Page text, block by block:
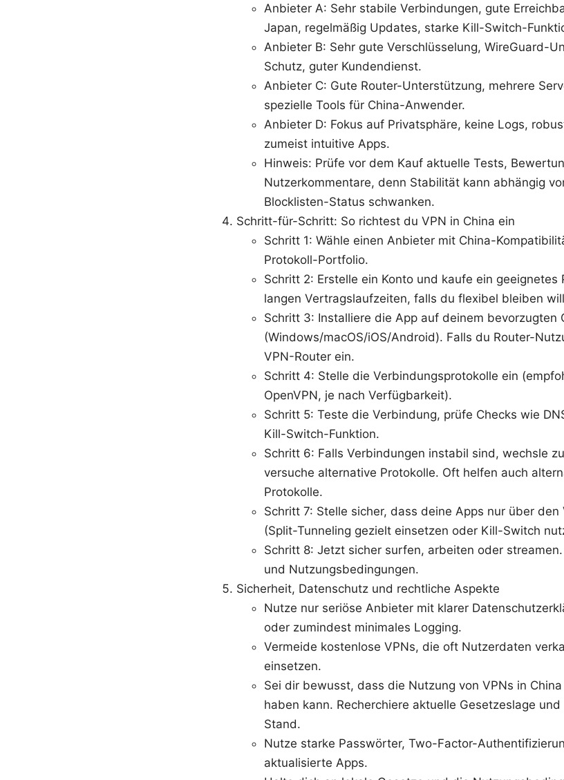
Anbieter A: Sehr stabile Verbindungen, gute
Japan, regelmäßig Updates, starke Kill-Switch-
Anbieter B: Sehr gute Verschlüsselung, WireGuard-
Schutz, guter Kundendienst.
Anbieter C: Gute Router-Unterstützung, mehrere
spezielle Tools für China-Anwender.
Anbieter D: Fokus auf Privatsphäre, keine Logs,
zumeist intuitive Apps.
Hinweis: Prüfe vor dem Kauf aktuelle Tests,
Nutzerkommentare, denn Stabilität kann abhängig
Blocklisten-Status schwanken.
Schritt-für-Schritt: So richtest du VPN in China ein
Schritt 1: Wähle einen Anbieter mit China-
Protokoll-Portfolio.
Schritt 2: Erstelle ein Konto und kaufe ein geeignetes
langen Vertragslaufzeiten, falls du flexibel bleiben
Schritt 3: Installiere die App auf deinem bevorzugten
(Windows/macOS/iOS/Android). Falls du Router-
VPN-Router ein.
Schritt 4: Stelle die Verbindungsprotokolle ein
OpenVPN, je nach Verfügbarkeit).
Schritt 5: Teste die Verbindung, prüfe Checks wie
Kill-Switch-Funktion.
Schritt 6: Falls Verbindungen instabil sind, wechsle
versuche alternative Protokolle. Oft helfen auch
Protokolle.
Schritt 7: Stelle sicher, dass deine Apps nur über den
(Split-Tunneling gezielt einsetzen oder Kill-Switch
Schritt 8: Jetzt sicher surfen, arbeiten oder
und Nutzungsbedingungen.
Sicherheit, Datenschutz und rechtliche Aspekte
Nutze nur seriöse Anbieter mit klarer
oder zumindest minimales Logging.
Vermeide kostenlose VPNs, die oft Nutzerdaten
einsetzen.
Sei dir bewusst, dass die Nutzung von VPNs in
haben kann. Recherchiere aktuelle Gesetzeslage
Stand.
Nutze starke Passwörter, Two-Factor-
aktualisierte Apps.